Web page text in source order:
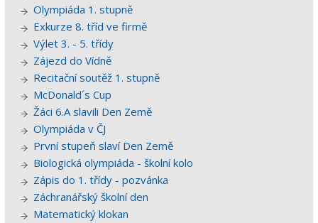
Olympiáda 1. stupně
Exkurze 8. tříd ve firmě
Výlet 3. - 5. třídy
Zájezd do Vídně
Recitační soutěž 1. stupně
McDonald´s Cup
Žáci 6.A slavili Den Země
Olympiáda v ČJ
První stupeň slaví Den Země
Biologická olympiáda - školní kolo
Zápis do 1. třídy - pozvánka
Záchranářský školní den
Matematický klokan